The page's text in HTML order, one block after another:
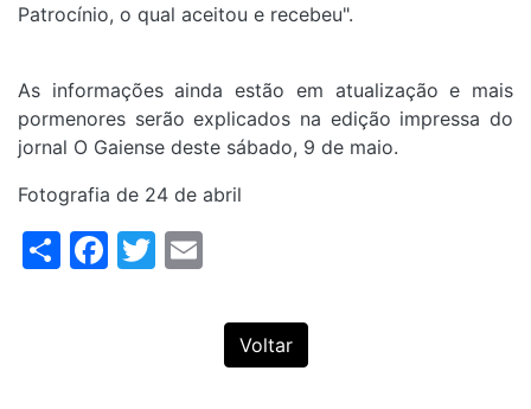
Patrocínio, o qual aceitou e recebeu".
As informações ainda estão em atualização e mais
pormenores serão explicados na edição impressa do
jornal O Gaiense deste sábado, 9 de maio.
Fotografia de 24 de abril
ShareFacebook
Twitter
Voltar